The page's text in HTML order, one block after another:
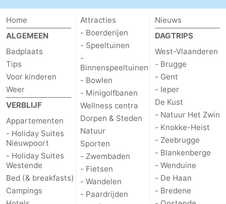
Home
ALGEMEEN
Badplaats
Tips
Voor kinderen
Weer
VERBLIJF
Appartementen
- Holiday Suites
Nieuwpoort
- Holiday Suites
Westende
Bed (& breakfasts)
Campings
Attracties
- Boerderijen
- Speeltuinen
-
Binnenspeeltuinen
- Bowlen
- Minigolfbanen
Wellness centra
Dorpen & Steden
Natuur
Sporten
- Zwembaden
- Fietsen
- Wandelen
- Paardrijden
Nieuws
DAGTRIPS
West-Vlaanderen
- Brugge
- Gent
- Ieper
De Kust
- Natuur Het Zwin
- Knokke-Heist
- Zeebrugge
- Blankenberge
- Wenduine
- De Haan
- Bredene